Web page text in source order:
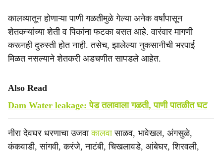
कालव्यातून होणाऱ्या पाणी गळतीमुळे गेल्या अनेक वर्षांपासून
शेतकऱ्यांच्या शेती व पिकांना फटका बसत आहे. वारंवार मागणी
करूनही दुरुस्ती होत नाही. तसेच, झालेल्या नुकसानीची भरपाई
मिळत नसल्याने शेतकरी अडचणीत सापडले आहेत.
Also Read
Dam Water leakage: पेड तलावाला गळती, पाणी पातळीत घट
नीरा देवघर धरणाचा उजवाकालवासाळव, भावेखल, अंगसुळे,
कंकवाडी, सांगवी, करंजे, नाटंबी, चिखलावडे, आंबेघर, शिरवली,